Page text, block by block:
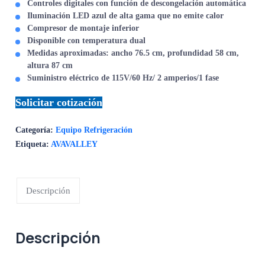
Controles digitales con función de descongelación automática
Iluminación LED azul de alta gama que no emite calor
Compresor de montaje inferior
Disponible con temperatura dual
Medidas aproximadas: ancho 76.5 cm, profundidad 58 cm,
altura 87 cm
Suministro eléctrico de 115V/60 Hz/ 2 amperios/1 fase
Solicitar cotización
Categoría:Equipo Refrigeración
Etiqueta:AVAVALLEY
Descripción
Descripción